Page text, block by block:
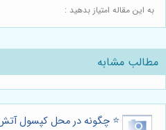
به این مقاله امتیاز بدهید :
مطالب مشابه
⭐️ چگونه در محل کپسول آتش